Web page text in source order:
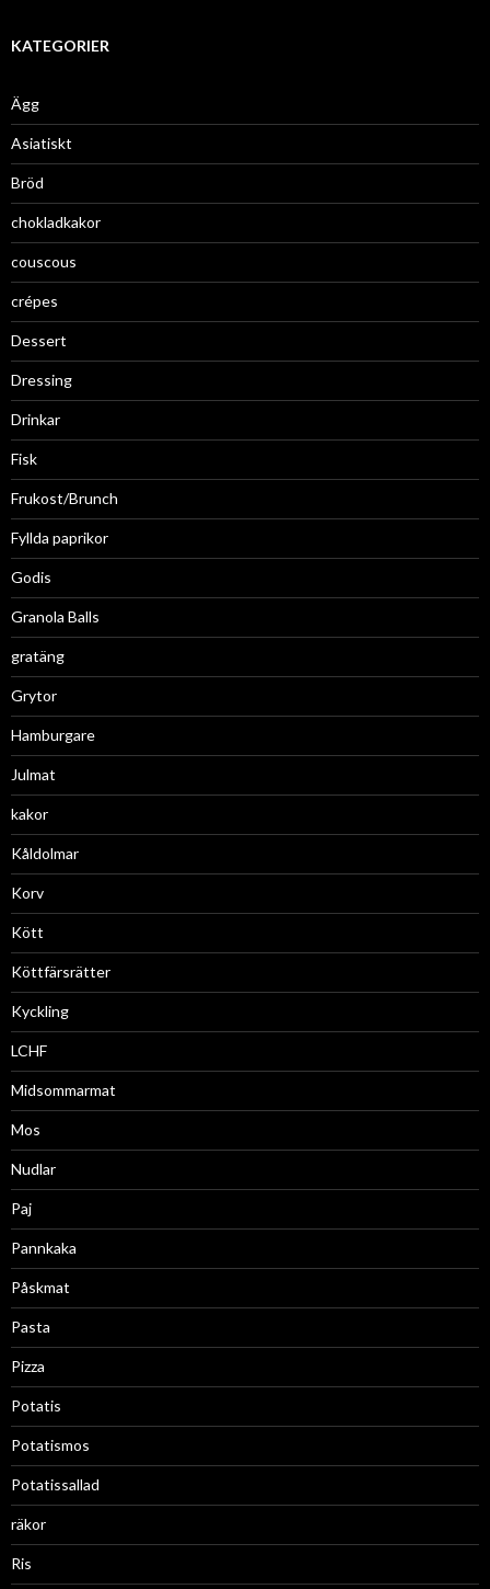
KATEGORIER
Ägg
Asiatiskt
Bröd
chokladkakor
couscous
crépes
Dessert
Dressing
Drinkar
Fisk
Frukost/Brunch
Fyllda paprikor
Godis
Granola Balls
gratäng
Grytor
Hamburgare
Julmat
kakor
Kåldolmar
Korv
Kött
Köttfärsrätter
Kyckling
LCHF
Midsommarmat
Mos
Nudlar
Paj
Pannkaka
Påskmat
Pasta
Pizza
Potatis
Potatismos
Potatissallad
räkor
Ris